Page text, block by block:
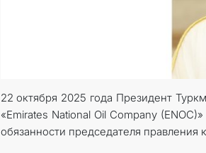
22 октября 2025 года Президент
«Emirates National Oil Company
обязанности председателя